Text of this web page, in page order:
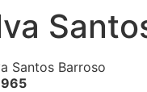
Santos Barroso